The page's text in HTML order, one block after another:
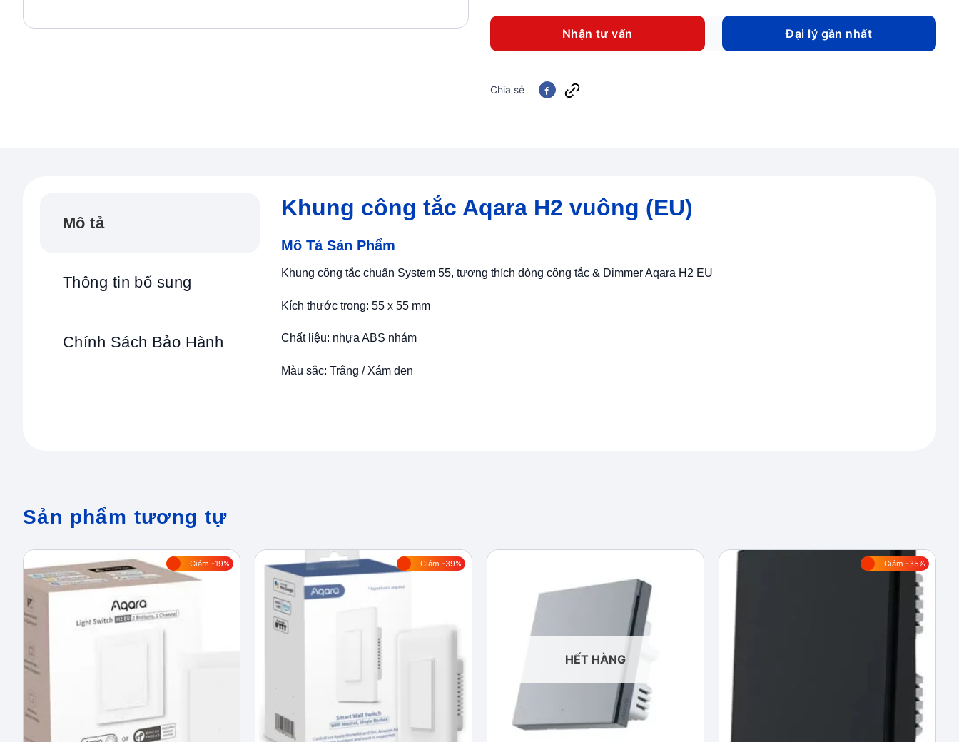
150.000 ₫
200.000 ₫
Nhận tư vấn Đại lý gần nhất
Chia sẻ
Mô tả
Thông tin bổ sung
Chính Sách Bảo Hành
Khung công tắc Aqara H2 vuông (EU)
Mô Tả Sản Phẩm
Khung công tắc chuẩn System 55, tương thích dòng công tắc & Dimmer Aqara H2 EU
Kích thước trong: 55 x 55 mm
Chất liệu: nhựa ABS nhám
Màu sắc: Trắng / Xám đen
Sản phẩm tương tự
Giảm -19% Giảm -39%
HẾT HÀNG
Giảm -35%
Add to
wishlist